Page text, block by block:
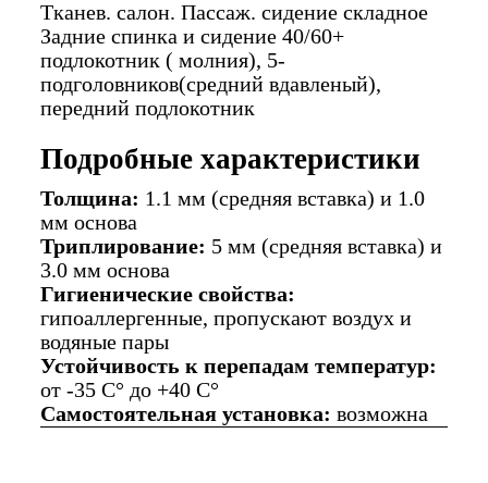
Тканев. салон. Пассаж. сидение складное
Задние спинка и сидение 40/60+
подлокотник ( молния), 5-
подголовников(средний вдавленый),
передний подлокотник
Подробные характеристики
Толщина: 1.1 мм (средняя вставка) и 1.0
мм основа
Триплирование: 5 мм (средняя вставка) и
3.0 мм основа
Гигиенические свойства:
гипоаллергенные, пропускают воздух и
водяные пары
Устойчивость к перепадам температур:
от -35 C° до +40 C°
Самостоятельная установка: возможна